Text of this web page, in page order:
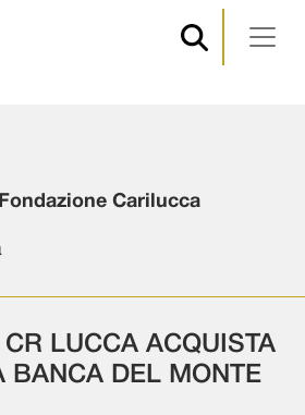
Fondazione Carilucca
CR LUCCA ACQUISTA
BANCA DEL MONTE